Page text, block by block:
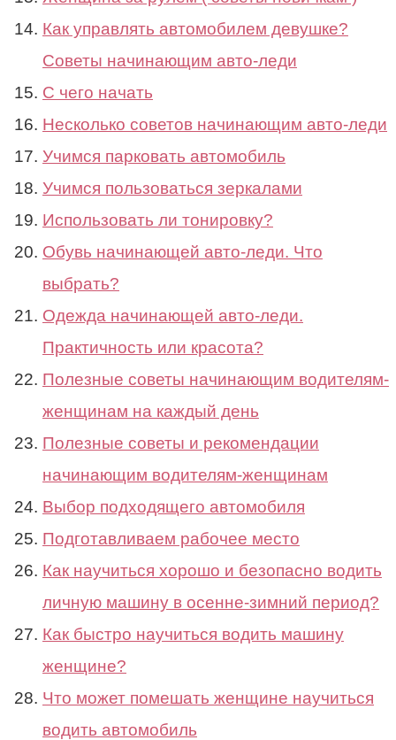
Как управлять автомобилем девушке?
Советы начинающим авто-леди
С чего начать
Несколько советов начинающим авто-леди
Учимся парковать автомобиль
Учимся пользоваться зеркалами
Использовать ли тонировку?
Обувь начинающей авто-леди. Что
выбрать?
Одежда начинающей авто-леди.
Практичность или красота?
Полезные советы начинающим водителям-
женщинам на каждый день
Полезные советы и рекомендации
начинающим водителям-женщинам
Выбор подходящего автомобиля
Подготавливаем рабочее место
Как научиться хорошо и безопасно водить
личную машину в осенне-зимний период?
Как быстро научиться водить машину
женщине?
Что может помешать женщине научиться
водить автомобиль